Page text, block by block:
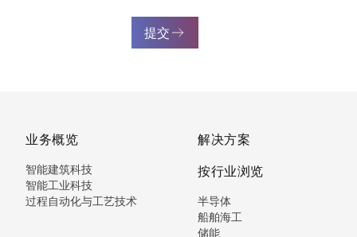
提交
业务概览
智能建筑科技
智能工业科技
过程自动化与工艺技术
解决方案
按行业浏览
半导体
船舶海工
储能